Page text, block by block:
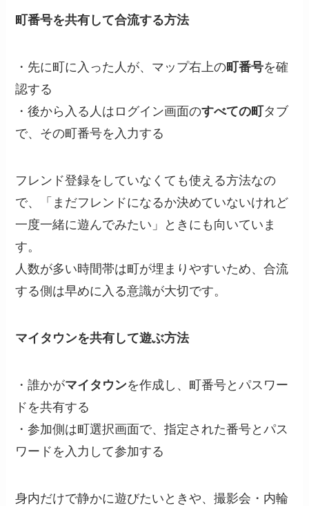
町番号を共有して合流する方法
・先に町に入った人が、マップ右上の町番号を確
認する
・後から入る人はログイン画面のすべての町 タブ
で、その町番号を入力する
フレンド登録をしていなくても使える方法なの
で、「まだフレンドになるか決めていないけれど
一度一緒に遊んでみたい」ときにも向いていま
す。
人数が多い時間帯は町が埋まりやすいため、合流
する側は早めに入る意識が大切です。
マイタウンを共有して遊ぶ方法
・誰かがマイタウンを作成し、町番号とパスワー
ドを共有する
・参加側は町選択画面で、指定された番号とパス
ワードを入力して参加する
身内だけで静かに遊びたいときや、撮影会・内輪